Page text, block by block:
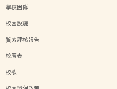
學校團隊
校園設施
質素評核報告
校曆表
校歌